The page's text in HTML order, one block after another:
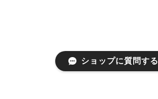
ショップに質問する